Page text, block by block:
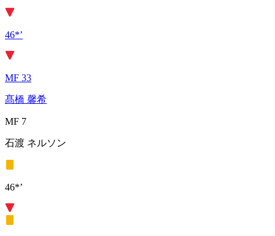
46*’
MF 33
髙橋 馨希
MF 7
石渡 ネルソン
46*’